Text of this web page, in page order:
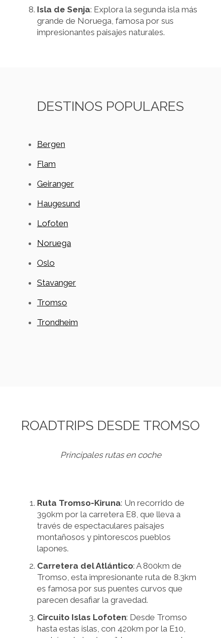
Isla de Senja: Explora la segunda isla más
grande de Noruega, famosa por sus
impresionantes paisajes naturales.
DESTINOS POPULARES
Bergen
Flam
Geiranger
Haugesund
Lofoten
Noruega
Oslo
Stavanger
Tromso
Trondheim
ROADTRIPS DESDE TROMSO
Principales rutas en coche
Ruta Tromso-Kiruna: Un recorrido de
390km por la carretera E8, que lleva a
través de espectaculares paisajes
montañosos y pintorescos pueblos
lapones.
Carretera del Atlántico: A 800km de
Tromso, esta impresionante ruta de 8.3km
es famosa por sus puentes curvos que
parecen desafiar la gravedad.
Circuito Islas Lofoten: Desde Tromso
hasta estas islas, con 420km por la E10,